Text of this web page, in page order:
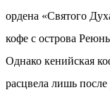
ордена «Святого
кофе с острова
Однако кенийская
расцвела лишь после